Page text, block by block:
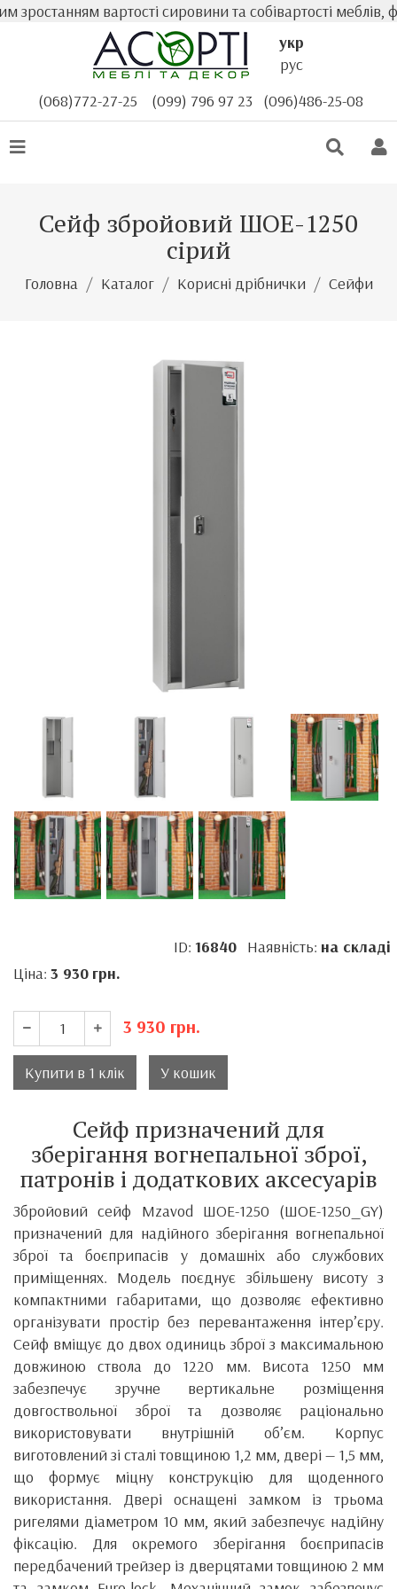
вартості сировини та собівартості меблів,
укр
рус
(068)772-27-25
(099) 796 97 23 (096)486-25-08
Сейф збройовий ШОЕ-1250
сірий
Головна Каталог Корисні дрібнички Сейфи
ID: 16840Наявність: на складі
Ціна: 3 930 грн.
3 930 грн.
Купити в 1 клік У кошик
Сейф призначений для
зберігання вогнепальної зброї,
патронів і додаткових аксесуарів
Збройовий сейф Mzavod ШОЕ-1250 (ШОE-1250_GY)
призначений для надійного зберігання вогнепальної
зброї та боєприпасів у домашніх або службових
приміщеннях. Модель поєднує збільшену висоту з
компактними габаритами, що дозволяє ефективно
організувати простір без перевантаження інтер’єру.
Сейф вміщує до двох одиниць зброї з максимальною
довжиною ствола до 1220 мм. Висота 1250 мм
забезпечує зручне вертикальне розміщення
довгоствольної зброї та дозволяє раціонально
використовувати внутрішній об’єм. Корпус
виготовлений зі сталі товщиною 1,2 мм, двері — 1,5 мм,
що формує міцну конструкцію для щоденного
використання. Двері оснащені замком із трьома
ригелями діаметром 10 мм, який забезпечує надійну
фіксацію. Для окремого зберігання боєприпасів
передбачений трейзер із дверцятами товщиною 2 мм